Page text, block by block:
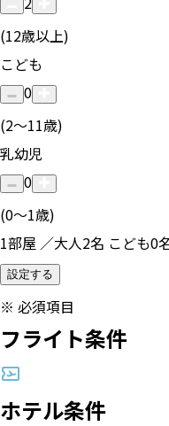
(12歳以上)
こども
0
(2〜11歳)
乳幼児
0
(0〜1歳)
1部屋 ／大人2名 こども0
設定する
※ 必須項目
フライト条件
ホテル条件